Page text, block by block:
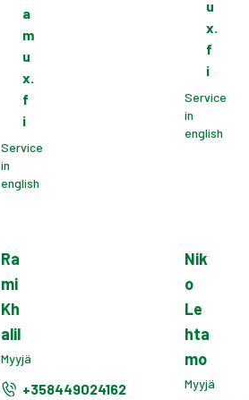
a
m
u
x.
f
i
Service
in
english
u
x.
f
i
Service
in
english
Ra
mi
Kh
alil
Myyjä
+358449024162
Nik
o
Le
hta
mo
Myyjä